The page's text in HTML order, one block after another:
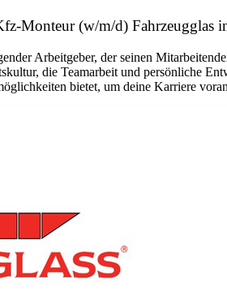
Monteur (w/m/d) Fahrzeugglas
Arbeitgeber, der seinen
die Teamarbeit und persönliche
bietet, um deine Karriere